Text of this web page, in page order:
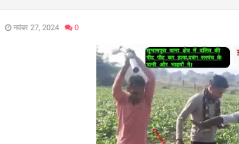
नवंबर 27, 2024 0